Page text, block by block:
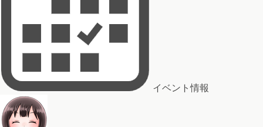
イベント情報